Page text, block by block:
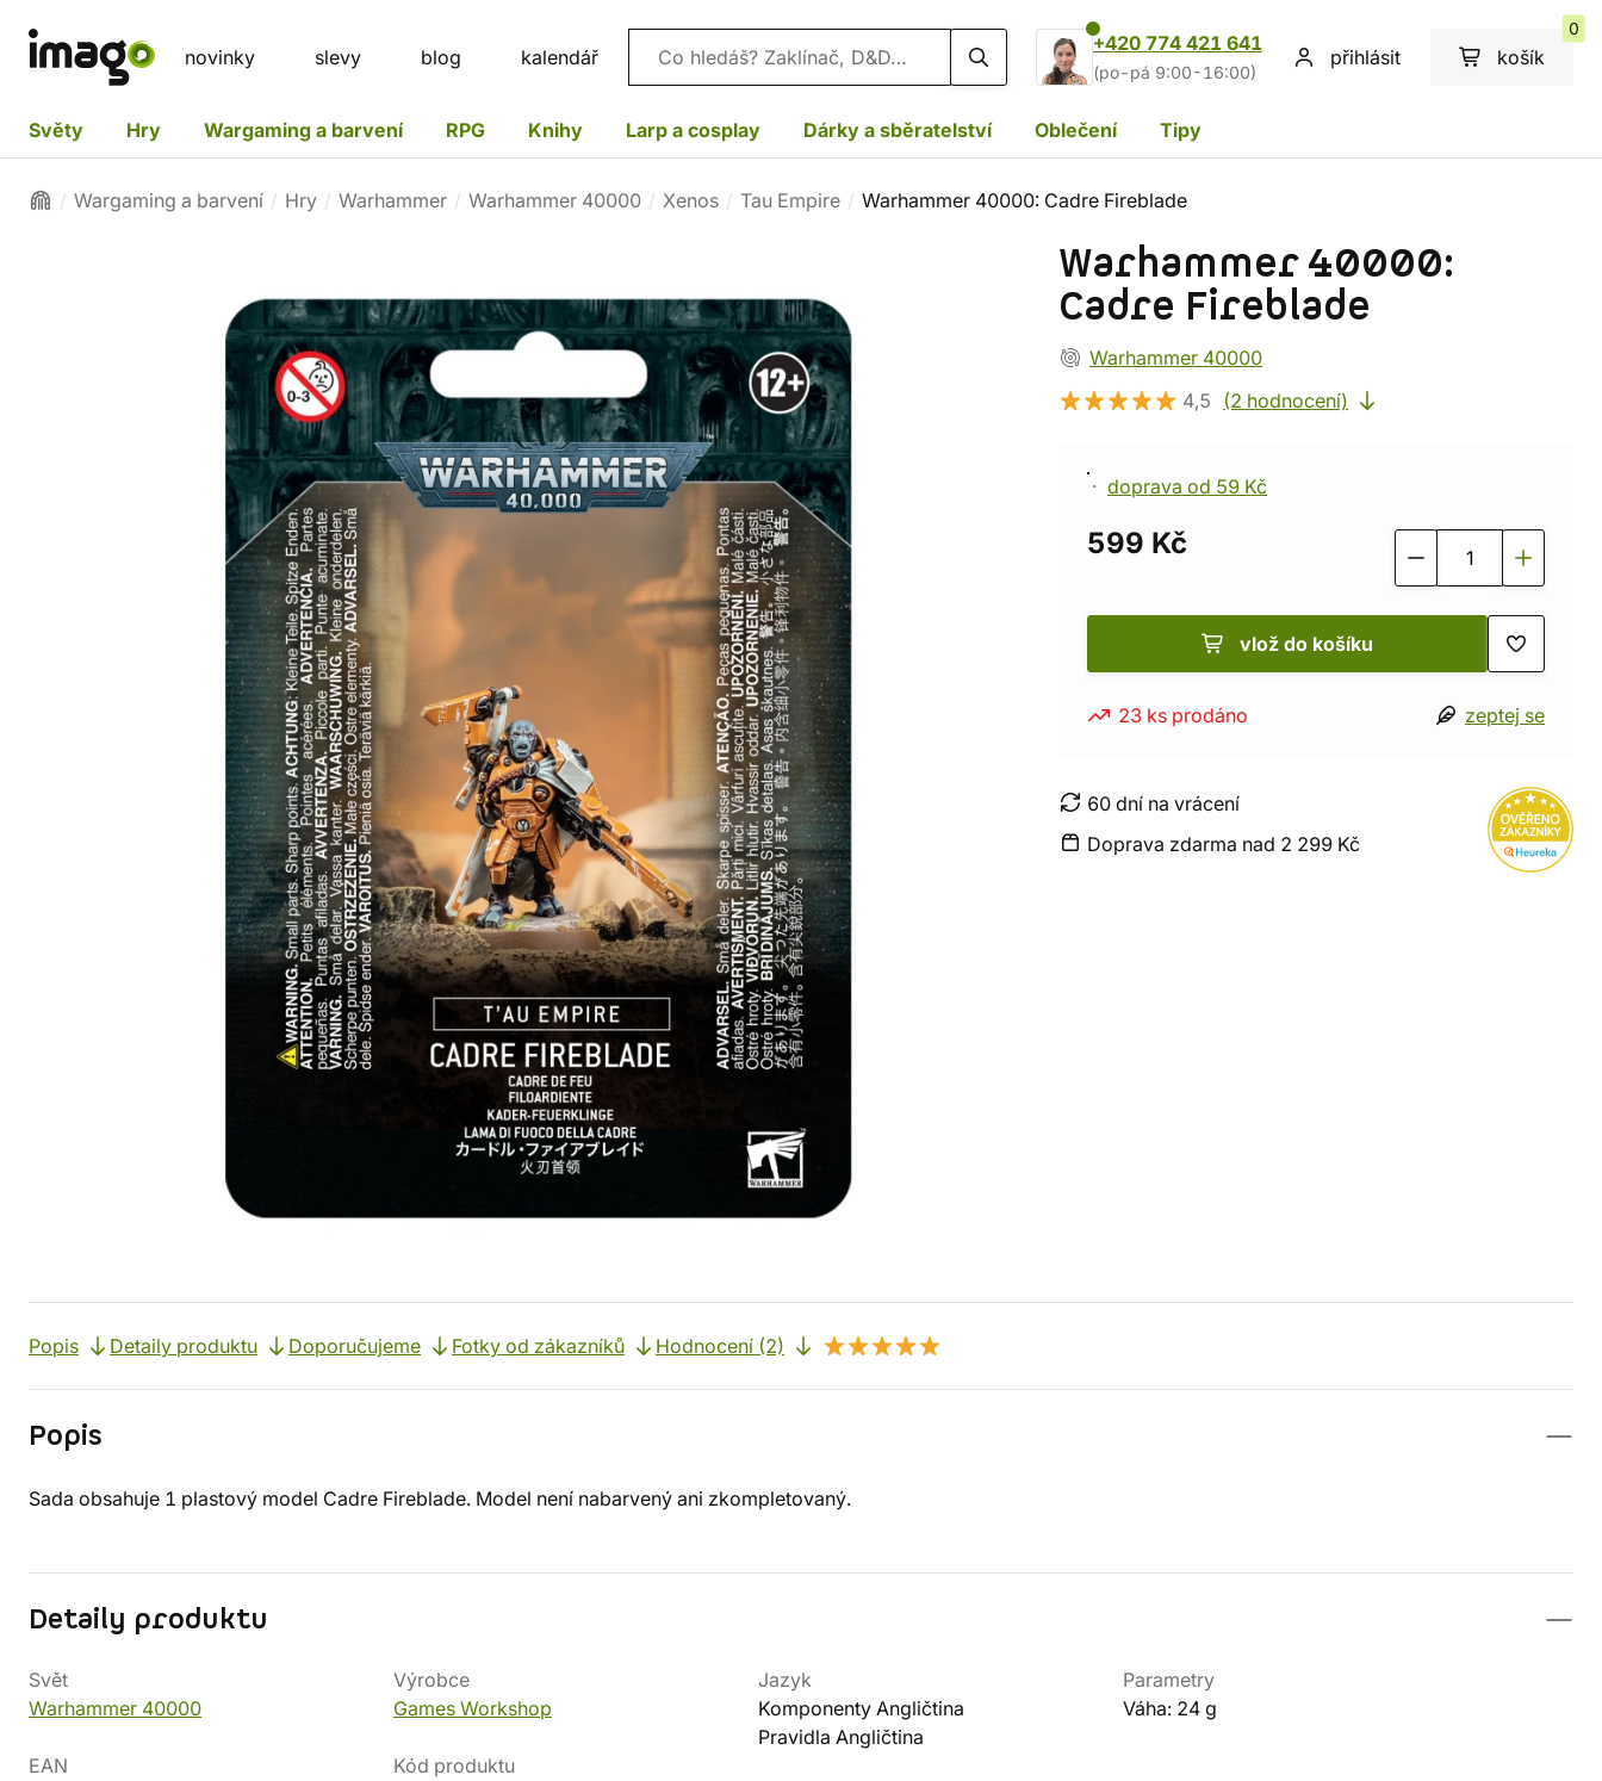
novinky slevy blog kalendář Vyhledávání
+420 774 421 641
(po-pá 9:00-16:00)
přihlásit košík
0
Světy Hry Wargaming a barvení RPG Knihy Larp a cosplay Dárky a sběratelství Oblečení Tipy
Wargaming a barvení Hry Warhammer Warhammer 40000 Xenos Tau Empire Warhammer 40000: Cadre Fireblade
Warhammer 40000:
Cadre Fireblade
Warhammer 40000
4,5
(2 hodnocení)
doprava od 59 Kč
599 Kč
vlož do košíku
23 ks prodáno zeptej se
60 dní na vrácení
Doprava zdarma nad 2 299 Kč
Popis Detaily produktu Doporučujeme Fotky od zákazníků Hodnocení (2)
Popis
Sada obsahuje 1 plastový model Cadre Fireblade. Model není nabarvený ani zkompletovaný.
Detaily produktu
Svět
Warhammer 40000
Výrobce
Games Workshop
Jazyk
Komponenty Angličtina
Pravidla Angličtina
Parametry
Váha: 24 g
EAN
Kód produktu